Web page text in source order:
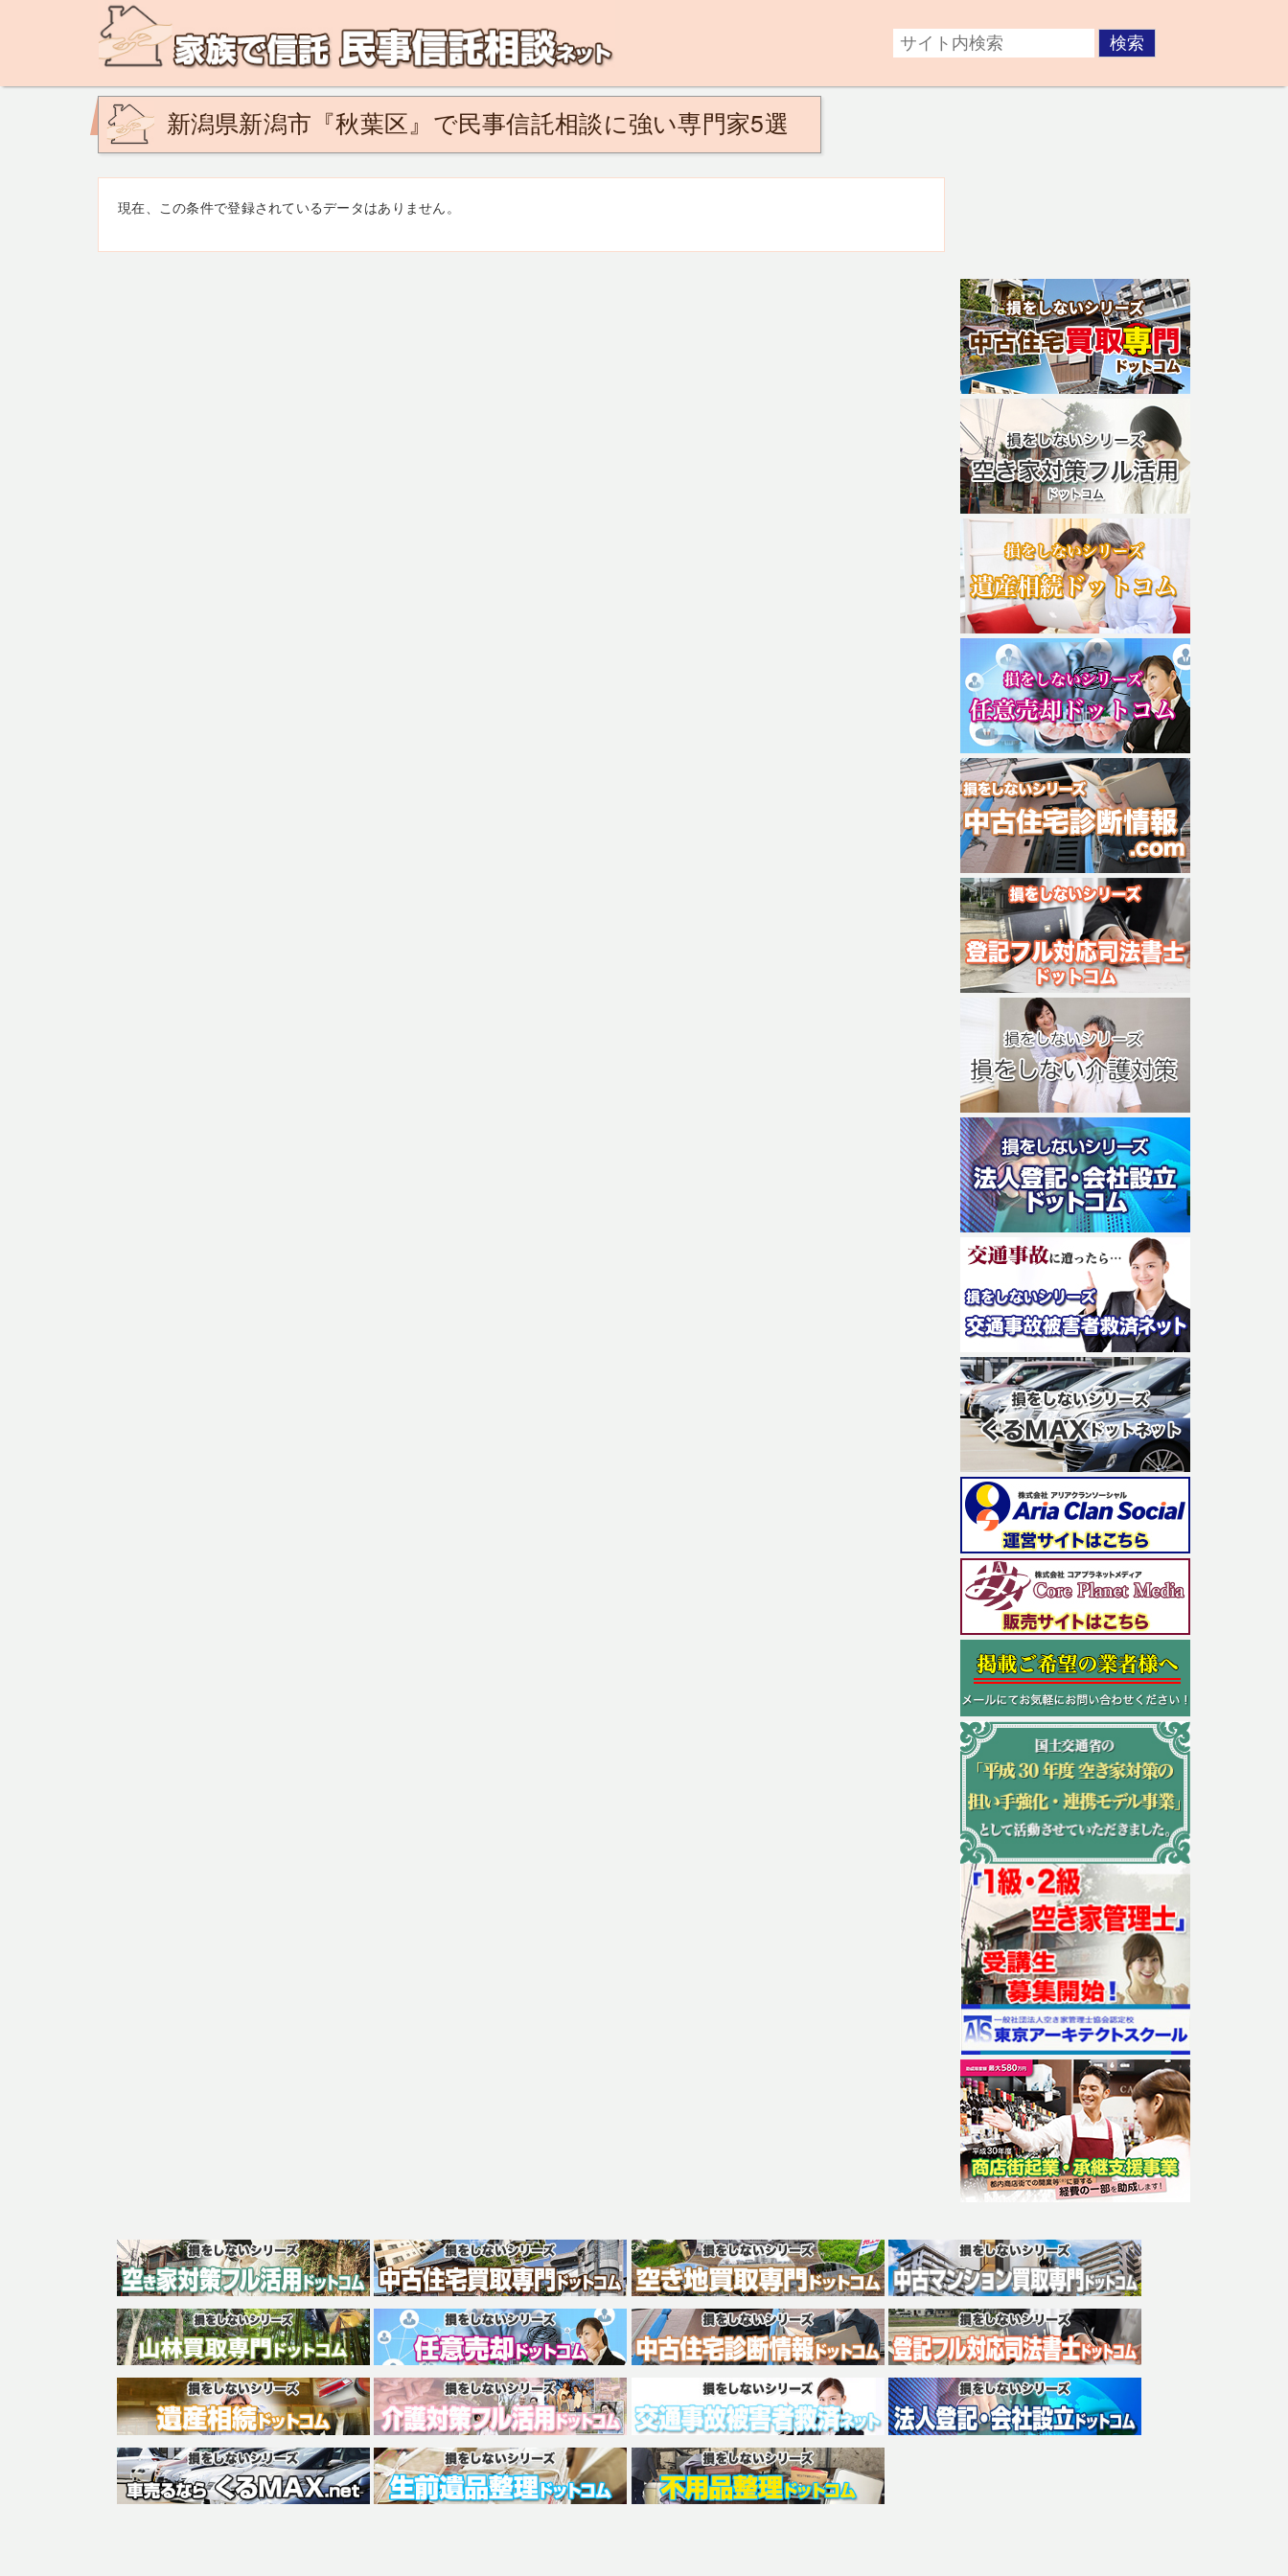
民事信託の相談なら、家族で信託 民事信託相談ネットで解決！こんなひとは民事信託がおすすめ。将来、認知症になるのが不安、親の認知症後が心配な方。障がいのある子どもの将来が不安な方な
ど。あなたの悩みを地域の専門家が解決致します！
新潟県新潟市『秋葉区』で民事信託相談に強い専門家5選
現在、この条件で登録されているデータはありません。